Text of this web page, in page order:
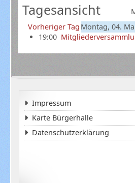
Tagesansicht
Vorheriger Tag Montag, 04.
19:00
Impressum
Karte Bürgerhalle
Datenschutzerklärung